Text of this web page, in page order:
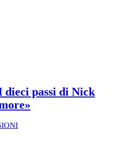
dieci passi di Nick